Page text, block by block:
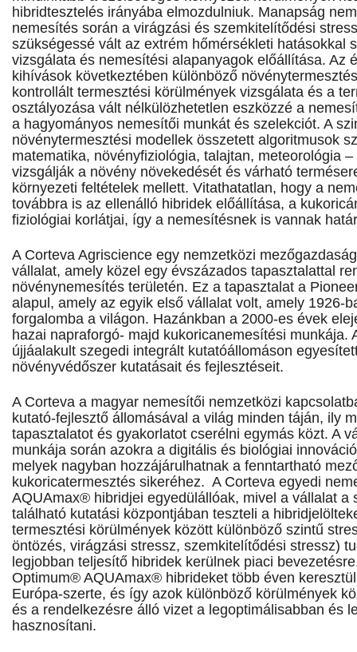
hibridtesztelés irányába elmozdulniuk. Manapság
nemesítés során a virágzási és szemkitelítődési
szükségessé vált az extrém hőmérsékleti hatásokkal
vizsgálata és nemesítési alapanyagok előállítása. Az
kihívások következtében különböző
kontrollált termesztési körülmények vizsgálata és a
osztályozása vált nélkülözhetetlen eszközzé a
a hagyományos nemesítői munkát és szelekciót. A
növénytermesztési modellek összetett algoritmusok
matematika, növényfiziológia, talajtan, meteorológia
vizsgálják a növény növekedését és várható
környezeti feltételek mellett. Vitathatatlan, hogy a
továbbra is az ellenálló hibridek előállítása, a
fiziológiai korlátjai, így a nemesítésnek is vannak
A Corteva Agriscience egy nemzetközi
vállalat, amely közel egy évszázados tapasztalattal
növénynemesítés területén. Ez a tapasztalat a
alapul, amely az egyik első vállalat volt, amely 1926-
forgalomba a világon. Hazánkban a 2000-es évek
hazai napraforgó- majd kukoricanemesítési munkája.
újjáalakult szegedi integrált kutatóállomáson
növényvédőszer kutatásait és fejlesztéseit.
A Corteva a magyar nemesítői nemzetközi
kutató-fejlesztő állomásával a világ minden táján, ily
tapasztalatot és gyakorlatot cserélni egymás közt. A
munkája során azokra a digitális és biológiai
melyek nagyban hozzájárulhatnak a fenntartható
kukoricatermesztés sikeréhez. A Corteva egyedi
AQUAmax® hibridjei egyedülállóak, mivel a vállalat a
található kutatási központjában teszteli a
termesztési körülmények között különböző szintű
öntözés, virágzási stressz, szemkitelítődési stressz)
legjobban teljesítő hibridek kerülnek piaci
Optimum® AQUAmax® hibrideket több éven
Európa-szerte, és így azok különböző körülmények
és a rendelkezésre álló vizet a legoptimálisabban és
hasznosítani.